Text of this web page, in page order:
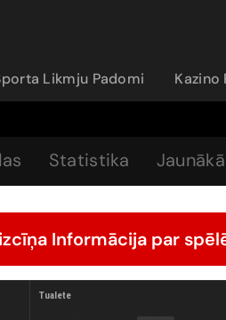
Likmju Padomi Kazino
Statistika
Informācija par
Tualete